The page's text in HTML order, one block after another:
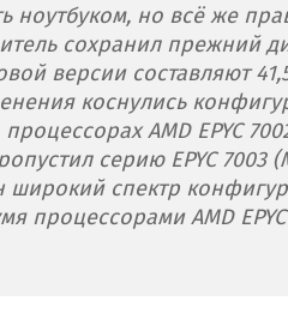
но всё же
сохранил прежний
версии составляют
коснулись
AMD EPYC
серию EPYC 7003
широкий спектр
процессорами AMD